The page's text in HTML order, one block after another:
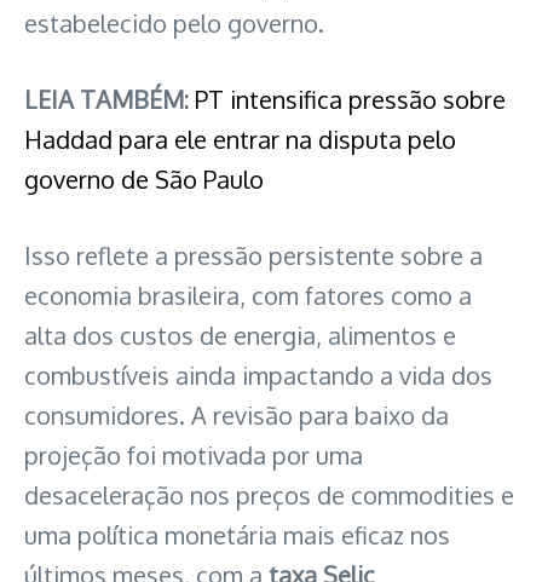
estabelecido pelo governo.
LEIA TAMBÉM: PT intensifica pressão sobre
Haddad para ele entrar na disputa pelo
governo de São Paulo
Isso reflete a pressão persistente sobre a
economia brasileira, com fatores como a
alta dos custos de energia, alimentos e
combustíveis ainda impactando a vida dos
consumidores. A revisão para baixo da
projeção foi motivada por uma
desaceleração nos preços de commodities e
uma política monetária mais eficaz nos
últimos meses, com a taxa Selic